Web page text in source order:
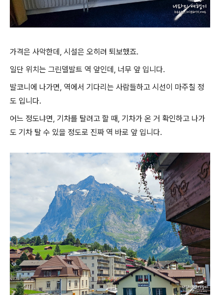
가격은 사악한데, 시설은 오히려 퇴보했죠.
일단 위치는 그린델발트 역 앞인데, 너무 앞 입니다.
발코니에 나가면, 역에서 기다리는 사람들하고 시선이 마주칠 정
도 입니다.
어느 정도냐면, 기차를 탈려고 할 때, 기차가 온 거 확인하고 나가
도 기차 탈 수 있을 정도로 진짜 역 바로 앞 입니다.